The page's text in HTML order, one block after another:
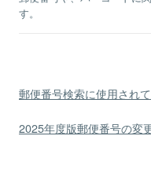
す。
郵便番号検索に使用され
2025年度版郵便番号の変